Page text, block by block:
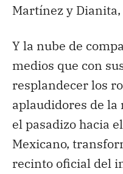
Martínez y
Y la nube de
medios que con
resplandecer los
aplaudidores de la
el pasadizo hacia
Mexicano,
recinto oficial del